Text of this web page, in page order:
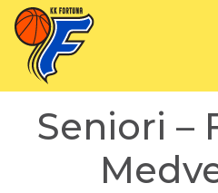
Seniori –